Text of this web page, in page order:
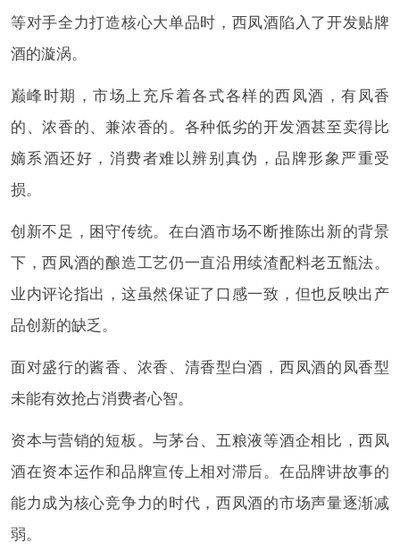
等对手全力打造核心大单品时，西凤酒陷入了开发贴牌
酒的漩涡。
巅峰时期，市场上充斥着各式各样的西凤酒，有凤香
的、浓香的、兼浓香的。各种低劣的开发酒甚至卖得比
嫡系酒还好，消费者难以辨别真伪，品牌形象严重受
损。
创新不足，困守传统。在白酒市场不断推陈出新的背景
下，西凤酒的酿造工艺仍一直沿用续渣配料老五甑法。
业内评论指出，这虽然保证了口感一致，但也反映出产
品创新的缺乏。
面对盛行的酱香、浓香、清香型白酒，西凤酒的凤香型
未能有效抢占消费者心智。
资本与营销的短板。与茅台、五粮液等酒企相比，西凤
酒在资本运作和品牌宣传上相对滞后。在品牌讲故事的
能力成为核心竞争力的时代，西凤酒的市场声量逐渐减
弱。